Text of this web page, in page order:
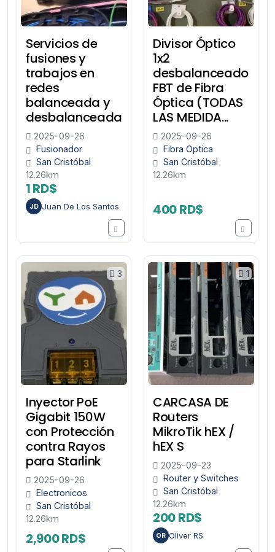
Servicios de
fusiones y
trabajos en
redes
balanceada y
desbalanceada
2025-09-26
Fusionador
San Cristóbal
12.26km
1 RD$
JD Juan De Los Santos
Divisor Óptico
1x2
desbalanceado
FBT de Fibra
Óptica (TODAS
LAS MEDIDA...
2025-09-26
Fibra Optica
San Cristóbal
12.26km
400 RD$
3
Inyector PoE
Gigabit 150W
con Protección
contra Rayos
para Starlink
2025-09-26
Electronicos
San Cristóbal
12.26km
2,900 RD$
1
CARCASA DE
Routers
MikroTik hEX /
hEX S
2025-09-23
Router y Switches
San Cristóbal
12.26km
200 RD$
OR Oliver RS